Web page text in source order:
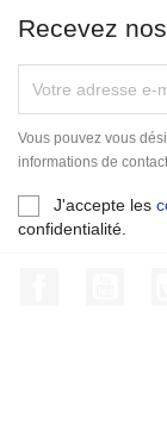
Recevez
Vous pouvez vous
informations de
J'accepte les
confidentialité.